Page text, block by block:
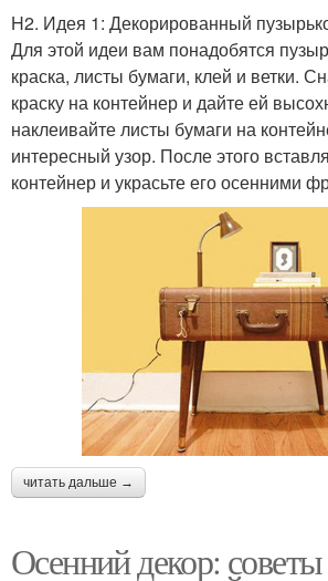
H2. Идея 1: Декорированный
Для этой идеи вам понадобятся
краска, листы бумаги, клей и ветки.
краску на контейнер и дайте ей
наклеивайте листы бумаги на
интересный узор. После этого
контейнер и украсьте его осенними
читать дальше →
Осенний декор: